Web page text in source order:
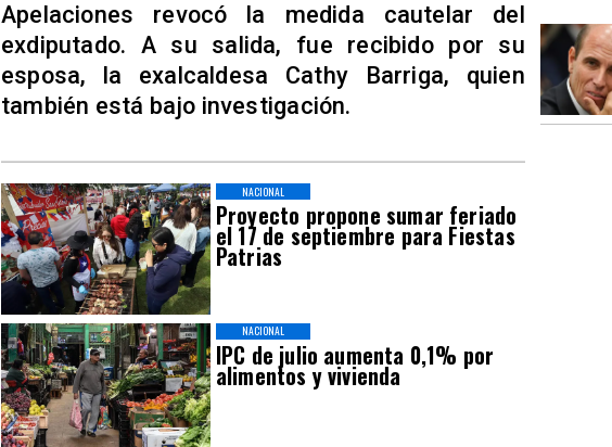
Proyecto propone sumar feriado
el 17 de septiembre para Fiestas
Patrias
NACIONAL
IPC de julio aumenta 0,1% por
alimentos y vivienda
NACIONAL
Apelaciones revocó la medida cautelar del
exdiputado. A su salida, fue recibido por su
esposa, la exalcaldesa Cathy Barriga, quien
también está bajo investigación.